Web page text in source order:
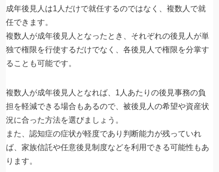
成年後見人は1人だけで就任するのではなく、複数人で就
任できます。
複数人が成年後見人となったとき、それぞれの後見人が単
独で権限を行使するだけでなく、各後見人で権限を分掌す
ることも可能です。
複数人が成年後見人となれば、1人あたりの後見事務の負
担を軽減できる場合もあるので、被後見人の希望や資産状
況に合った方法を選びましょう。
また、認知症の症状が軽度であり判断能力が残っていれ
ば、家族信託や任意後見制度などを利用できる可能性もあ
ります。